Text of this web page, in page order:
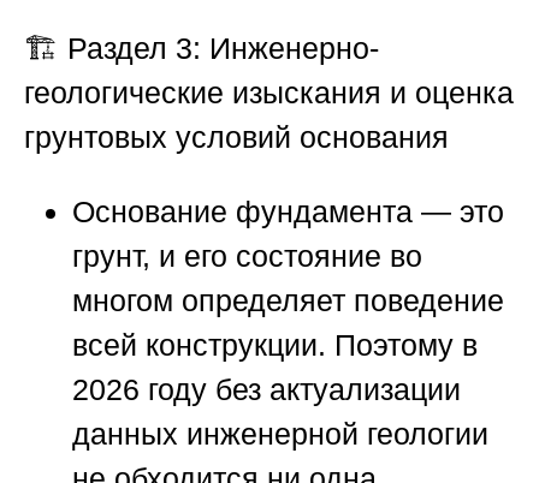
🏗️ Раздел 3: Инженерно-
геологические изыскания и оценка
грунтовых условий основания
Основание фундамента — это
грунт, и его состояние во
многом определяет поведение
всей конструкции. Поэтому в
2026 году без актуализации
данных инженерной геологии